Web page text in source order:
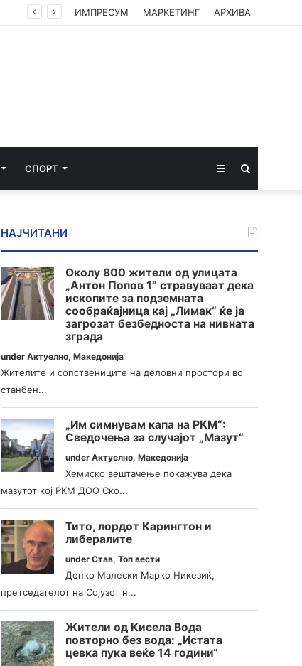
ИМПРЕСУМ МАРКЕТИНГ АРХИВА
СПОРТ Sidebar
НАЈЧИТАНИ
Околу 800 жители од улицата
„Антон Попов 1“ стравуваат дека
ископите за подземната
сообраќајница кај „Лимак“ ќе ја
загрозат безбедноста на нивната
зграда
underАктуелно,Македонија
Жителите и сопствениците на деловни простори во
станбен...
„Им симнувам капа на РКМ“:
Сведочења за случајот „Мазут“
underАктуелно,Македонија
Хемиско вештачење покажува дека
мазутот кој РКМ ДОО Ско...
Тито, лордот Карингтон и
либералите
underСтав,Топ вести
Денко Малески Марко Никезиќ,
претседателот на Сојузот н...
Жители од Кисела Вода
повторно без вода: „Истата
цевка пука веќе 14 години“